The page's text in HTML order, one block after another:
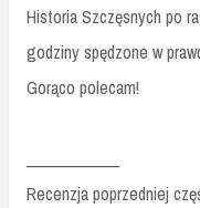
Historia Szczęsnych po
godziny spędzone w
Gorąco polecam!
Recenzja poprzedniej